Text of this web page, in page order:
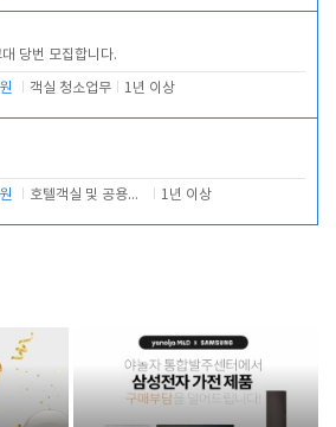
당번 모집합니다.
객실 청소업무 1년 이상
호텔객실 및 공용시설 청소 관리 1년 이상